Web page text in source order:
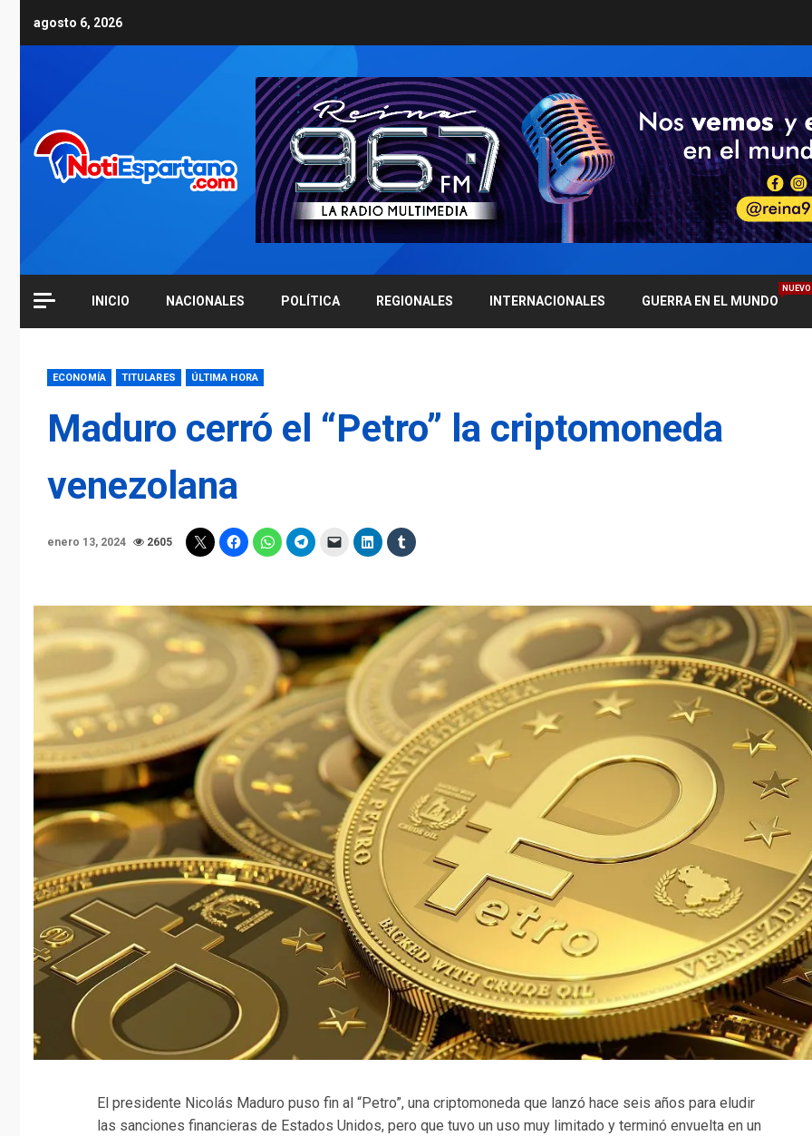
agosto 6, 2026
INICIO NACIONALES POLÍTICA REGIONALES INTERNACIONALES GUERRA EN EL MUNDO
NUEVO
ECONOMÍA TITULARES ÚLTIMA HORA
Maduro cerró el “Petro” la criptomoneda
venezolana
enero 13, 2024 2605
El presidente Nicolás Maduro puso fin al “Petro”, una criptomoneda que lanzó hace seis años para eludir
las sanciones financieras de Estados Unidos, pero que tuvo un uso muy limitado y terminó envuelta en un